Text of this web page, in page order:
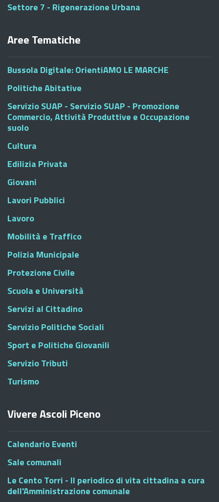
Settore 7 - Rigenerazione Urbana
Aree Tematiche
Bussola Digitale: OrientiAMO LE MARCHE
Politiche Abitative
Servizio SUAP - Servizio SUAP - Promozione
Commercio, Attività Produttive e Occupazione
suolo
Cultura
Edilizia Privata
Giovani
Lavori Pubblici
Lavoro
Mobilità e Traffico
Polizia Municipale
Protezione Civile
Scuola e Università
Servizi al Cittadino
Servizio Politiche Sociali
Sport e Politiche Giovanili
Servizio Tributi
Turismo
Vivere Ascoli Piceno
Calendario Eventi
Sale comunali
Le Cento Torri - Il periodico di vita cittadina a cura
dell'Amministrazione comunale